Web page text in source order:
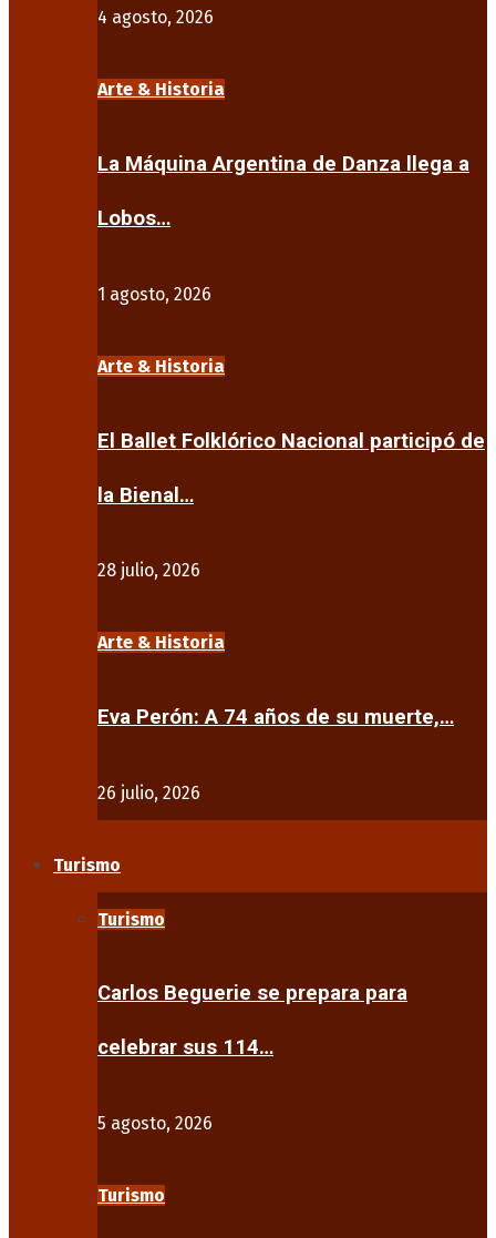
4 agosto, 2026
Arte & Historia
La Máquina Argentina de Danza llega a
Lobos…
1 agosto, 2026
Arte & Historia
El Ballet Folklórico Nacional participó de
la Bienal…
28 julio, 2026
Arte & Historia
Eva Perón: A 74 años de su muerte,…
26 julio, 2026
Turismo
Turismo
Carlos Beguerie se prepara para
celebrar sus 114…
5 agosto, 2026
Turismo